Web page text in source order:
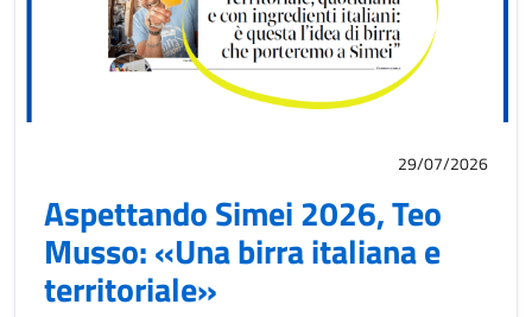
29/07/2026
Aspettando Simei 2026, Teo
Musso: «Una birra italiana e
territoriale»